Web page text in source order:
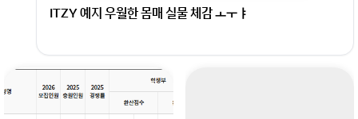
ITZY 예지 우월한 몸매 실물 체감 ㅗㅜㅑ